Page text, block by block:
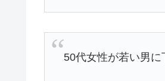
50代女性が若い男